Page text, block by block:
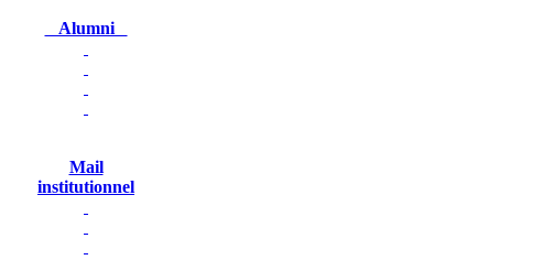
Alumni
Mail
institutionnel